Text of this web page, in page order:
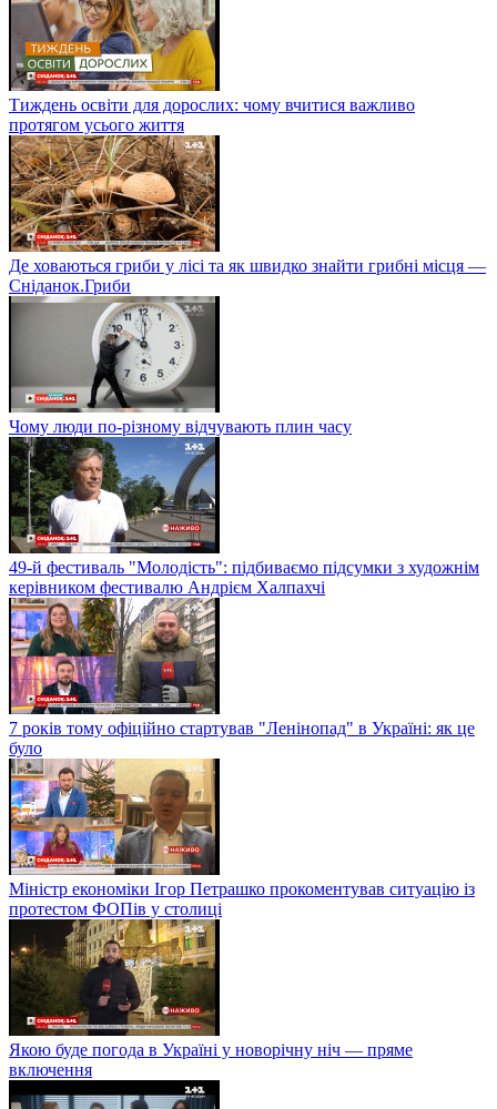
Тиждень освіти для дорослих: чому вчитися важливо
протягом усього життя
Де ховаються гриби у лісі та як швидко знайти грибні місця —
Сніданок.Гриби
Чому люди по-різному відчувають плин часу
49-й фестиваль "Молодість": підбиваємо підсумки з художнім
керівником фестивалю Андрієм Халпахчі
7 років тому офіційно стартував "Ленінопад" в Україні: як це
було
Міністр економіки Ігор Петрашко прокоментував ситуацію із
протестом ФОПів у столиці
Якою буде погода в Україні у новорічну ніч — пряме
включення